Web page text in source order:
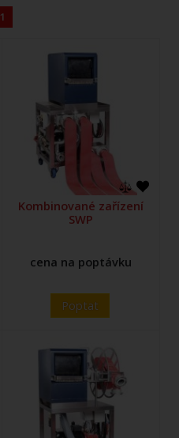
1
Kombinované zařízení
SWP
cena na poptávku
Poptat